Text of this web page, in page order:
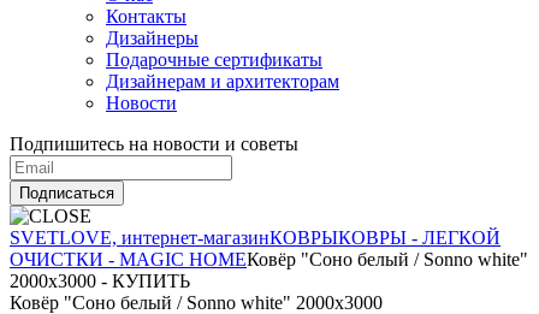
Контакты
Дизайнеры
Подарочные сертификаты
Дизайнерам и архитекторам
Новости
Подпишитесь на новости и советы
Подписаться
SVETLOVE, интернет-магазинКОВРЫКОВРЫ - ЛЕГКОЙ
ОЧИСТКИ - MAGIC HOMEКовёр "Соно белый / Sonno white"
2000x3000 - КУПИТЬ
Ковёр "Соно белый / Sonno white" 2000x3000